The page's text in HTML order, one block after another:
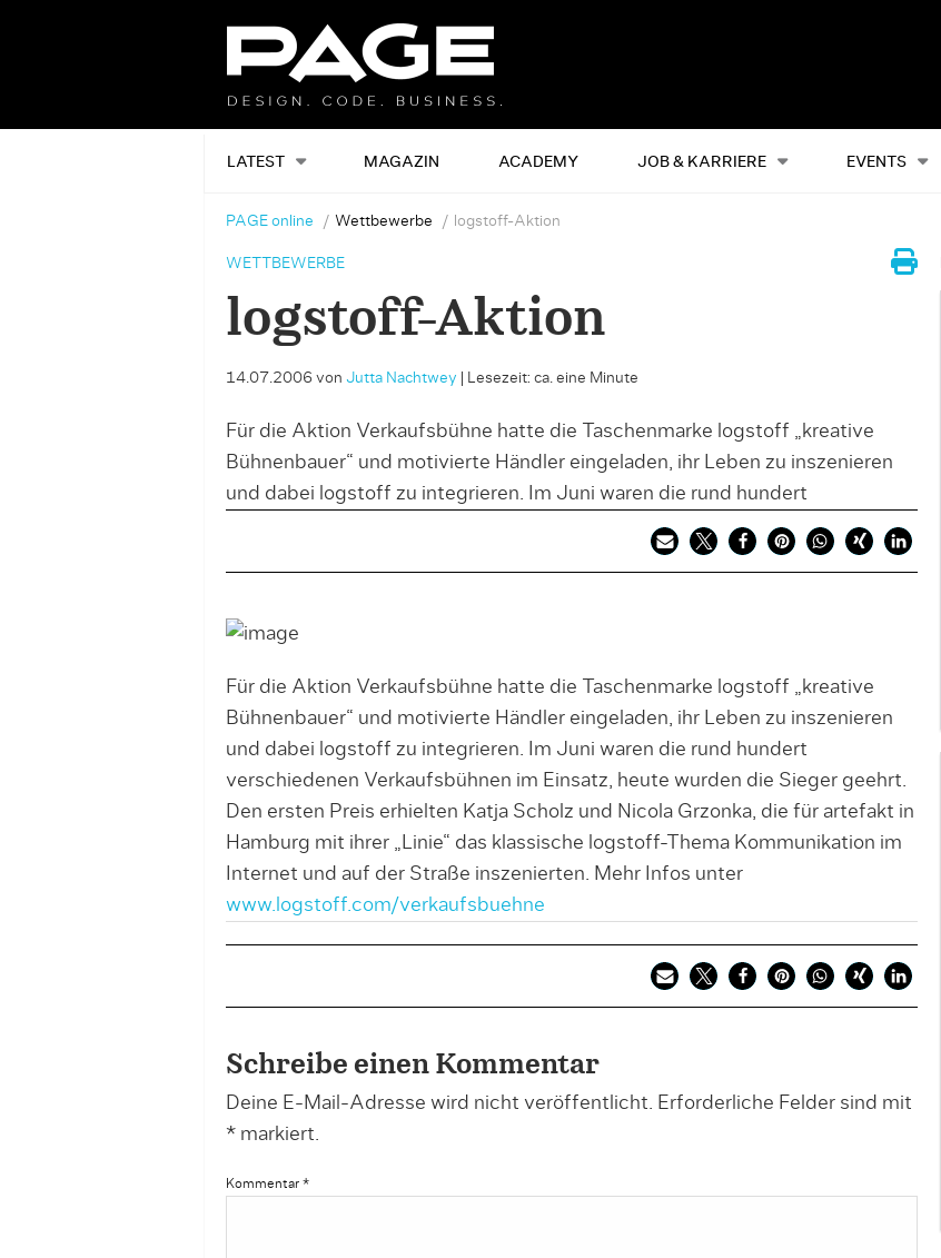
LATEST MAGAZIN ACADEMY JOB & KARRIERE EVENTS
Alles Events
PAGE online Wettbewerbe logstoff-Aktion
WETTBEWERBE
logstoff-Aktion
14.07.2006 von Jutta Nachtwey Lesezeit: ca. eine Minute
Für die Aktion Verkaufsbühne hatte die Taschenmarke logstoff „kreative
Bühnenbauer“ und motivierte Händler eingeladen, ihr Leben zu inszenieren
und dabei logstoff zu integrieren. Im Juni waren die rund hundert
Für die Aktion Verkaufsbühne hatte die Taschenmarke logstoff „kreative
Bühnenbauer“ und motivierte Händler eingeladen, ihr Leben zu inszenieren
und dabei logstoff zu integrieren. Im Juni waren die rund hundert
verschiedenen Verkaufsbühnen im Einsatz, heute wurden die Sieger geehrt.
Den ersten Preis erhielten Katja Scholz und Nicola Grzonka, die für artefakt in
Hamburg mit ihrer „Linie“ das klassische logstoff-Thema Kommunikation im
Internet und auf der Straße inszenierten. Mehr Infos unter
www.logstoff.com/verkaufsbuehne
Schreibe einen Kommentar
Deine E-Mail-Adresse wird nicht veröffentlicht.
Erforderliche Felder sind mit
*markiert.
Kommentar *